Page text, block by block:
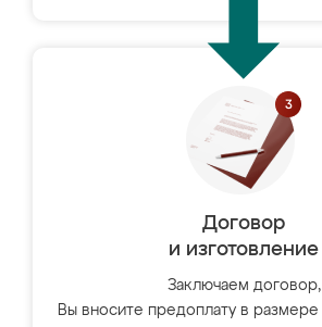
Договор
и изготовление
Заключаем договор,
Вы вносите предоплату в размере